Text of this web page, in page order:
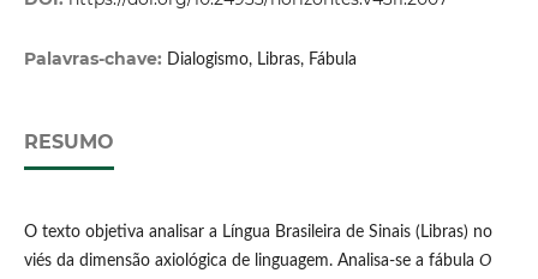
Palavras-chave: Dialogismo, Libras, Fábula
RESUMO
O texto objetiva analisar a Língua Brasileira de Sinais (Libras) no
viés da dimensão axiológica de linguagem. Analisa-se a fábula O